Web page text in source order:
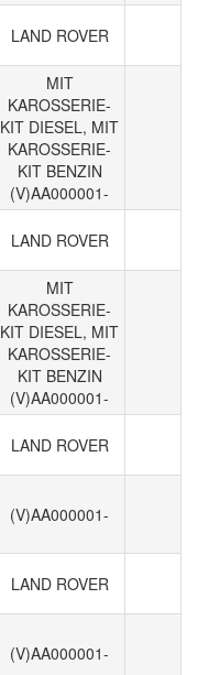
LAND ROVER
MIT
KAROSSERIE-
KIT DIESEL, MIT
KAROSSERIE-
KIT BENZIN
(V)AA000001-
LAND ROVER
MIT
KAROSSERIE-
KIT DIESEL, MIT
KAROSSERIE-
KIT BENZIN
(V)AA000001-
LAND ROVER
(V)AA000001-
LAND ROVER
(V)AA000001-